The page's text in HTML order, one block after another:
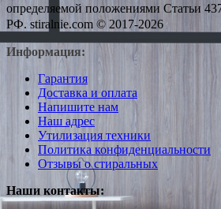
определяемой положениями Статьи
РФ. stiralnie.com © 2017-2026
Информация:
Гарантия
Доставка и оплата
Напишите нам
Наш адрес
Утилизация техники
Политика конфиденциальности
Отзывы о стиральных
Наши контакты: